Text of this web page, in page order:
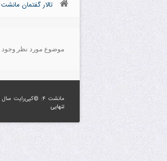
تالار گفتمان مانشت
موضوع مورد نظر وجود
مانشت ۴: ©کپی‌رایت سال ۱۳۹۵. همه حقوق برای
تنهایی